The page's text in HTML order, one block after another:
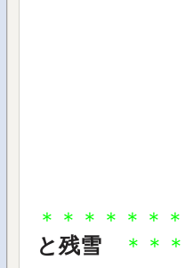
＊＊＊＊＊＊
と残雪
＊＊